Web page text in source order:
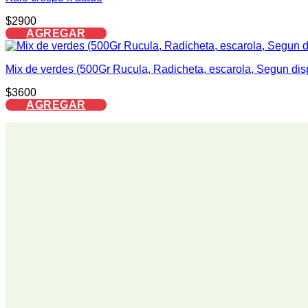
$2900
AGREGAR
Mix de verdes (500Gr Rucula, Radicheta, escarola, Segun
$3600
AGREGAR